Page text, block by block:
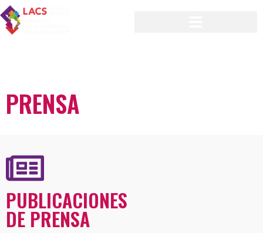
PRENSA
PUBLICACIONES
DE PRENSA